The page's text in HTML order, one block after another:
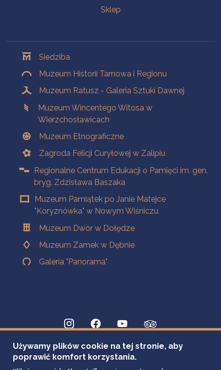
Sklep
Siedziba
Muzeum Historii Tarnowa i Regionu
Muzeum Ratusz - Galeria Sztuki Dawnej
Muzeum Wincentego Witosa w
Wierzchosławicach
Muzeum Etnograficzne
Zagroda Felicji Curyłowej w Zalipiu
Regionalne Centrum Edukacji o Pamięci im. gen.
bryg. Zdzisława Baszaka
Muzeum Pamiątek po Janie Matejce
"Koryznówka" w Nowym Wiśniczu
Muzeum Dwór w Dołędze
Muzeum Zamek w Dębnie
Galeria "Panorama"
Używamy plików cookie na tej stronie, aby
poprawić komfort korzystania.